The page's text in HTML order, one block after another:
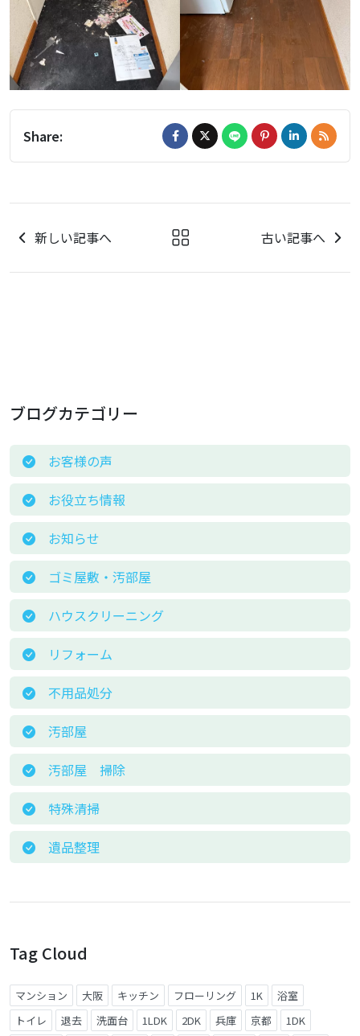
Share:
新しい記事へ 古い記事へ
ブログカテゴリー
お客様の声
お役立ち情報
お知らせ
ゴミ屋敷・汚部屋
ハウスクリーニング
リフォーム
不用品処分
汚部屋
汚部屋 掃除
特殊清掃
遺品整理
Tag Cloud
マンション 大阪 キッチン フローリング 1K
浴室
トイレ
退去 洗面台 1LDK 2DK 兵庫 京都
1DK